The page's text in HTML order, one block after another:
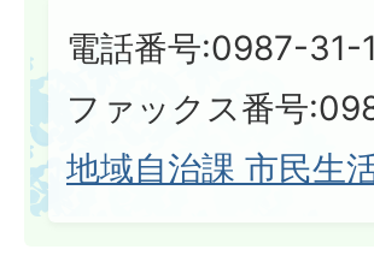
電話番号:0987-31-
ファックス番号
地域自治課 市民生